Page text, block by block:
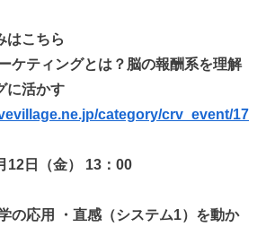
はこちら
ケティングとは？脳の報酬系を理解
に活かす
category/crv_event/17
12日（金） 13：00
の応用 ・直感（システム1）を動か